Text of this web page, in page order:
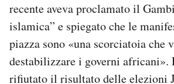
recente aveva proclamato il
islamica” e spiegato che le
piazza sono «una scorciatoia che
destabilizzare i governi africani».
rifiutato il risultato delle elezioni